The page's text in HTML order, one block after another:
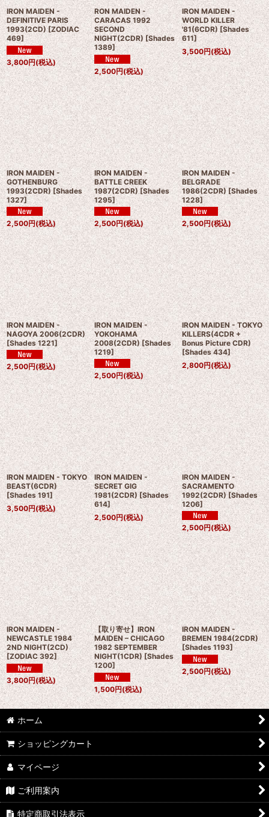
IRON MAIDEN -
DEFINITIVE PARIS
1993(2CD) [ZODIAC
469]
3,800円(税込)
RON MAIDEN -
CARACAS 1992
SECOND
NIGHT(2CDR) [Shades
1389]
2,500円(税込)
IRON MAIDEN -
WORLD KILLER
'81(6CDR) [Shades
611]
3,500円(税込)
IRON MAIDEN -
GOTHENBURG
1993(2CDR) [Shades
1327]
2,500円(税込)
IRON MAIDEN -
BATTLE CREEK
1987(2CDR) [Shades
1295]
2,500円(税込)
IRON MAIDEN -
BELGRADE
1986(2CDR) [Shades
1228]
2,500円(税込)
IRON MAIDEN -
NAGOYA 2006(2CDR)
[Shades 1221]
2,500円(税込)
IRON MAIDEN -
YOKOHAMA
2008(2CDR) [Shades
1219]
2,500円(税込)
IRON MAIDEN - TOKYO
KILLERS(4CDR +
Bonus Picture CDR)
[Shades 434]
2,800円(税込)
IRON MAIDEN - TOKYO
BEAST(6CDR)
[Shades 191]
3,500円(税込)
IRON MAIDEN -
SECRET GIG
1981(2CDR) [Shades
614]
2,500円(税込)
IRON MAIDEN -
SACRAMENTO
1992(2CDR) [Shades
1206]
2,500円(税込)
IRON MAIDEN -
NEWCASTLE 1984
2ND NIGHT(2CD)
[ZODIAC 392]
3,800円(税込)
【取り寄せ】IRON
MAIDEN – CHICAGO
1982 SEPTEMBER
NIGHT(1CDR) [Shades
1200]
1,500円(税込)
IRON MAIDEN -
BREMEN 1984(2CDR)
[Shades 1193]
2,500円(税込)
ホーム
ショッピングカート
マイページ
ご利用案内
特定商取引法表示